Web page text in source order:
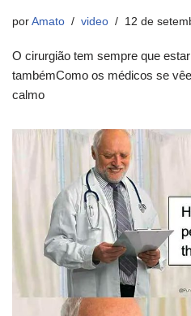
por Amato video 12 de
O cirurgião tem sempre que
tambémComo os médicos se
calmo